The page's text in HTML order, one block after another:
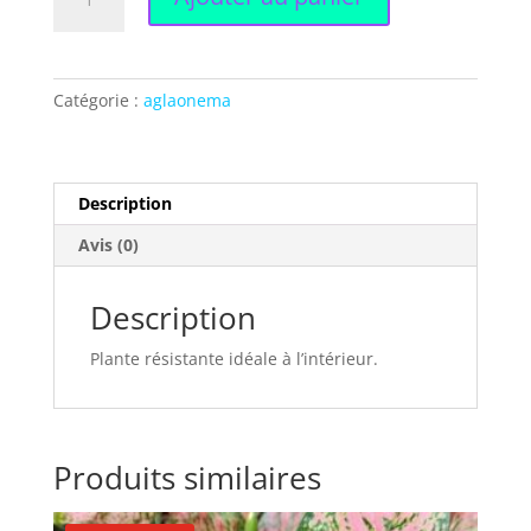
€12.00.€8.00.
Catégorie : aglaonema
Description
Avis (0)
Description
Plante résistante idéale à l’intérieur.
Produits similaires